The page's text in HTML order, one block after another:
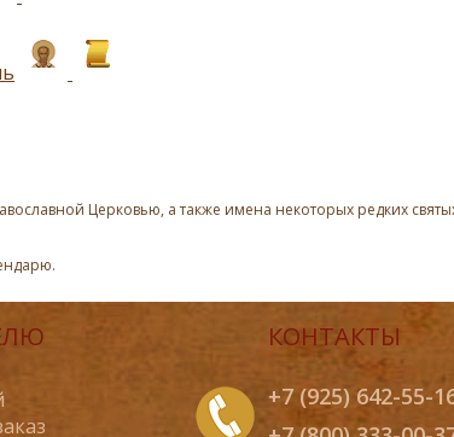
Церковью, а также имена некоторых редких
КОНТАКТЫ
+7 (925) 642-55-